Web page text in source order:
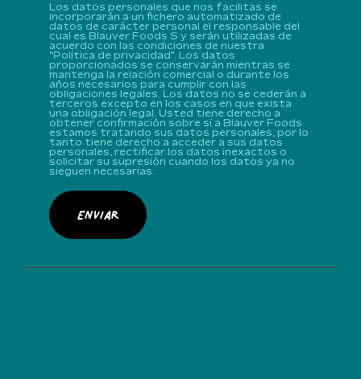
Los datos personales que nos facilitas se
incorporarán a un fichero automatizado de
datos de carácter personal el responsable del
cual es Blauver Foods S y serán utilizadas de
acuerdo con las condiciones de nuestra
"Política de privacidad". Los datos
proporcionados se conservarán mientras se
mantenga la relación comercial o durante los
años necesarios para cumplir con las
obligaciones legales. Los datos no se cederán a
terceros excepto en los casos en que exista
una obligación legal. Usted tiene derecho a
obtener confirmación sobre sí a Blauver Foods
estamos tratando sus datos personales, por lo
tanto tiene derecho a acceder a sus datos
personales, rectificar los datos inexactos o
solicitar su supresión cuando los datos ya no
sieguen necesarias.